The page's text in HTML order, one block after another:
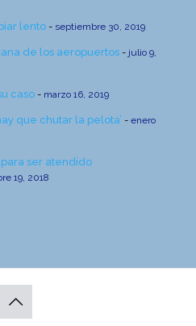
lento - septiembre 30, 2019
de los aeropuertos - julio 9,
caso - marzo 16, 2019
que chutar la pelota’ - enero
ser atendido
19, 2018